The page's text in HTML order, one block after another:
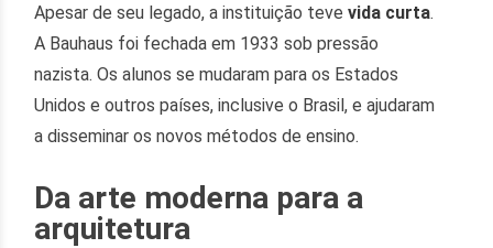
Apesar de seu legado, a instituição tevevida curta.
A Bauhaus foi fechada em 1933 sob pressão
nazista. Os alunos se mudaram para os Estados
Unidos e outros países, inclusive o Brasil, e ajudaram
a disseminar os novos métodos de ensino.
Da arte moderna para a
arquitetura